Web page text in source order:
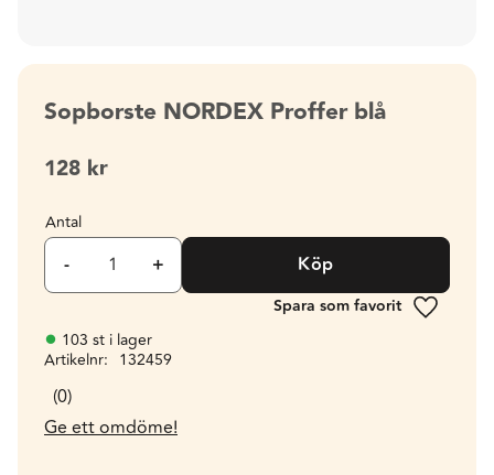
Sopborste NORDEX Proffer blå
128 kr
Antal
+
- Köp
Lägg till
103 st i lager
Artikelnr
132459
0
Ge ett omdöme!